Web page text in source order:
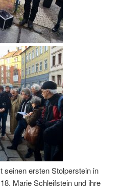
seinen ersten Stolperstein in
Marie Schleifstein und ihre